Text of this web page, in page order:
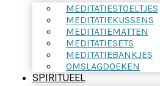
MEDITATIESTOELTJES
MEDITATIEKUSSENS
MEDITATIEMATTEN
MEDITATIESETS
MEDITATIEBANKJES
OMSLAGDOEKEN
SPIRITUEEL